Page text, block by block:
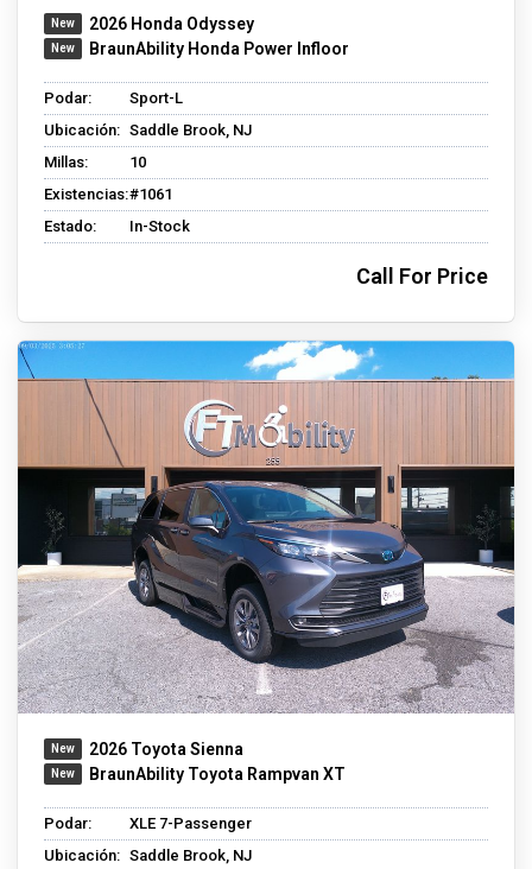
2026 Honda Odyssey
BraunAbility Honda Power Infloor
Podar:
Sport-L
Ubicación: Saddle Brook, NJ
Millas:
10
Existencias:#1061
Estado:
In-Stock
Call For Price
2026 Toyota Sienna
BraunAbility Toyota Rampvan XT
Podar:
XLE 7-Passenger
Ubicación: Saddle Brook, NJ